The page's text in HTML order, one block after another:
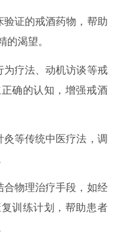
证的戒酒药物，帮助
的渴望。
疗法、动机访谈等戒
确的认知，增强戒酒
等传统中医疗法，调
物理治疗手段，如经
训练计划，帮助患者